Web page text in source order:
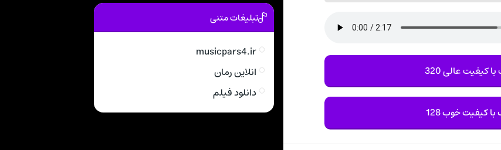
کیفیت عالی 320
کیفیت خوب 128
تبلیغات متنی
musicpars4.ir
انلاین رمان
دانلود فیلم